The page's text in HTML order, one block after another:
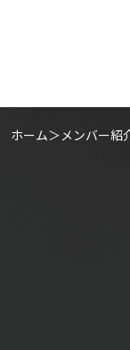
ホーム＞メンバー紹